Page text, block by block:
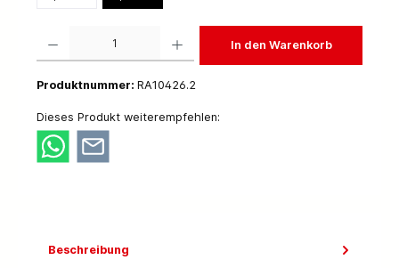
In den Warenkorb
Produktnummer: RA10426.2
Dieses Produkt weiterempfehlen:
Beschreibung